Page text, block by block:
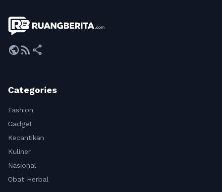
publicrss_feed share
Categories
Fashion
Gadget
Kecantikan
Kuliner
Nasional
Obat Herbal